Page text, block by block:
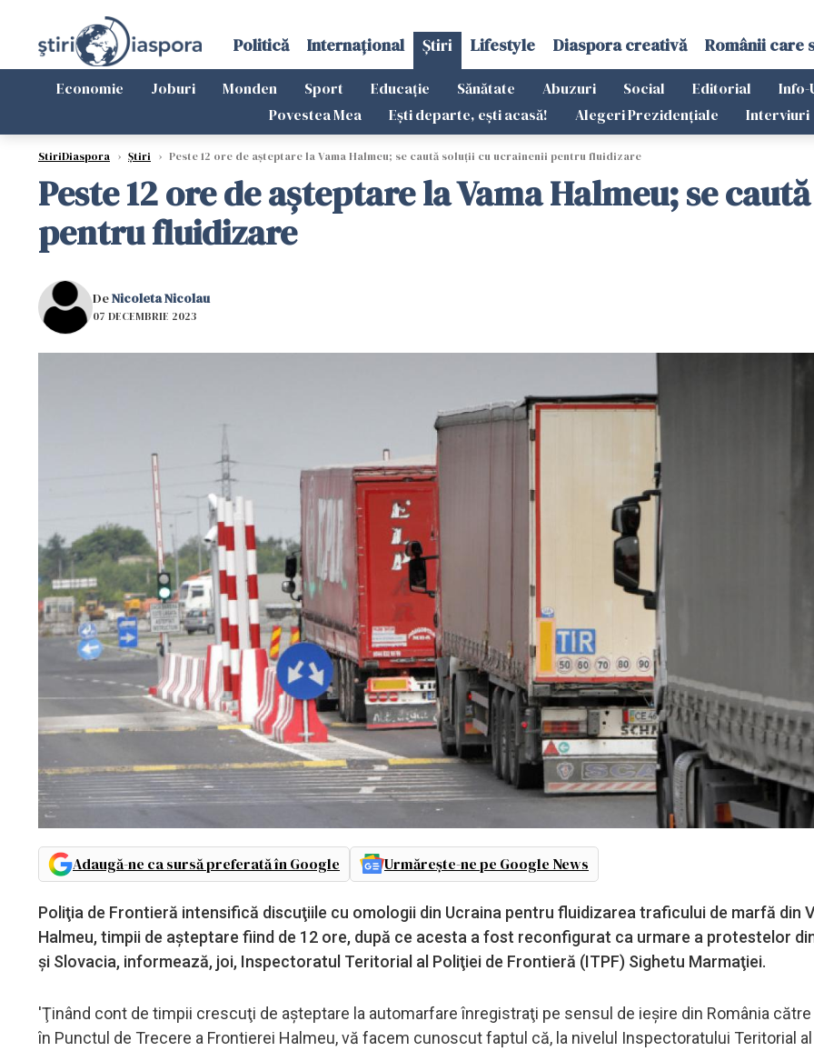
Politică Internațional Știri Lifestyle Diaspora creativă Românii care
Economie Joburi Monden Sport Educație Sănătate Abuzuri Social Editorial Info-
Povestea Mea
Ești departe, ești acasă! Alegeri Prezidențiale Interviuri
StiriDiaspora › Știri › Peste 12 ore de aşteptare la Vama Halmeu; se caută soluţii cu ucrainenii pentru fluidizare
Peste 12 ore de aşteptare la Vama Halmeu; se
pentru fluidizare
DeNicoleta Nicolau
07 DECEMBRIE 2023
Adaugă-ne ca sursă preferată în Google Urmărește-ne pe Google News
Poliţia de Frontieră intensifică discuţiile cu omologii din Ucraina pentru fluidizarea traficului de marfă din
Halmeu, timpii de aşteptare fiind de 12 ore, după ce acesta a fost reconfigurat ca urmare a protestelor
şi Slovacia, informează, joi, Inspectoratul Teritorial al Poliţiei de Frontieră (ITPF) Sighetu Marmaţiei.
'Ţinând cont de timpii crescuţi de aşteptare la automarfare înregistraţi pe sensul de ieşire din România către
în Punctul de Trecere a Frontierei Halmeu, vă facem cunoscut faptul că, la nivelul Inspectoratului Teritorial